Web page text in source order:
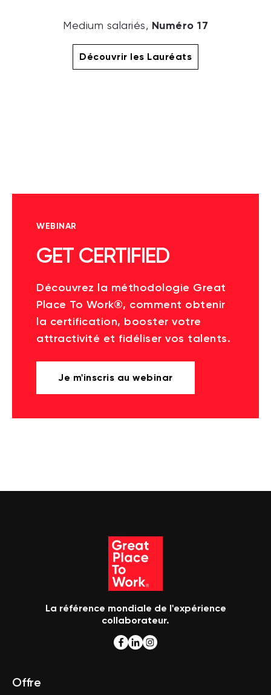
Medium salariés, Numéro 17
Découvrir les Lauréats
WEBINAR
GET CERTIFIED
Découvrez la méthodologie Great
Place To Work®, comment obtenir
la certification, booster votre
attractivité et fidéliser vos talents.
Je m'inscris au webinar
La référence mondiale de l'expérience
collaborateur.
Offre